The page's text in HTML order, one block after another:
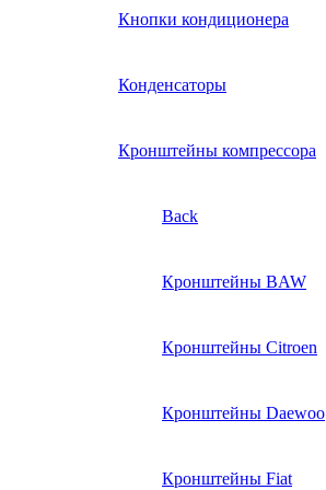
Кнопки кондиционера
Конденсаторы
Кронштейны компрессора
Back
Кронштейны BAW
Кронштейны Citroen
Кронштейны Daewoo
Кронштейны Fiat